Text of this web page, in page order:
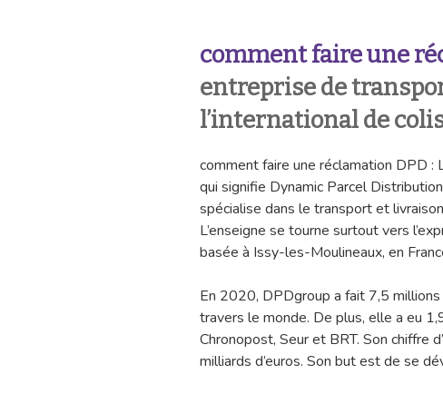
comment faire une
entreprise de
l’international de
comment faire une réclamation DPD :
qui signifie Dynamic Parcel
spécialise dans le transport et
L’enseigne se tourne surtout vers
basée à Issy-les-Moulineaux, en
En 2020, DPDgroup a fait 7,5
travers le monde. De plus, elle a eu
Chronopost, Seur et BRT. Son chiffre
milliards d’euros. Son but est de se